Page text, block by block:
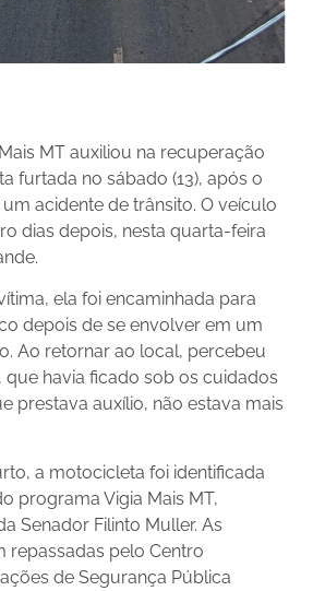
MT auxiliou na recuperação
furtada no sábado (13), após o
acidente de trânsito. O veículo
dias depois, nesta quarta-feira
ela foi encaminhada para
depois de se envolver em um
Ao retornar ao local, percebeu
havia ficado sob os cuidados
prestava auxílio, não estava mais
a motocicleta foi identificada
programa Vigia Mais MT,
Senador Filinto Muller. As
repassadas pelo Centro
de Segurança Pública